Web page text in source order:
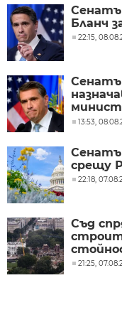
Бланч
22:15,
13:53,
срещу
22:18,
Съд
21:25,